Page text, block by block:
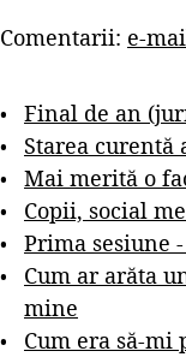
Comentarii: e-
Final de an
Starea curentă
Mai merită o
Copii, social
Prima sesiune
Cum ar arăta
mine
Cum era să-mi